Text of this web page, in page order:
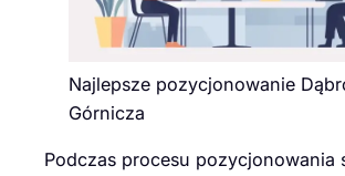
Najlepsze pozycjonowanie
Górnicza
Podczas procesu pozycjonowania